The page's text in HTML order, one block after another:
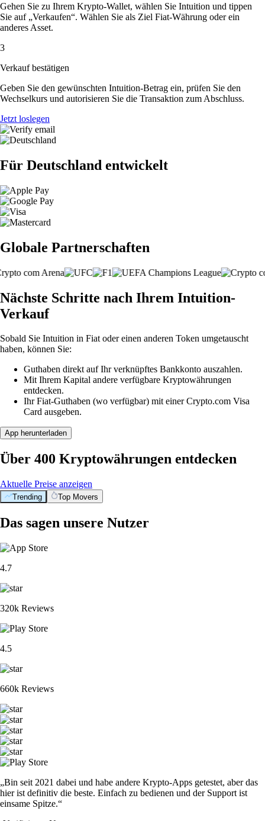
Gehen Sie zu Ihrem Krypto-Wallet, wählen Sie Intuition und tippen
Sie auf „Verkaufen“. Wählen Sie als Ziel Fiat-Währung oder ein
anderes Asset.
3
Verkauf bestätigen
Geben Sie den gewünschten Intuition-Betrag ein, prüfen Sie den
Wechselkurs und autorisieren Sie die Transaktion zum Abschluss.
Jetzt loslegen
Für Deutschland entwickelt
Globale Partnerschaften
Nächste Schritte nach Ihrem Intuition-
Verkauf
Sobald Sie Intuition in Fiat oder einen anderen Token umgetauscht
haben, können Sie:
Guthaben direkt auf Ihr verknüpftes Bankkonto auszahlen.
Mit Ihrem Kapital andere verfügbare Kryptowährungen
entdecken.
Ihr Fiat-Guthaben (wo verfügbar) mit einer Crypto.com Visa
Card ausgeben.
App herunterladen
Über 400 Kryptowährungen entdecken
Aktuelle Preise anzeigen
Trending Top Movers
Das sagen unsere Nutzer
4.7
320k Reviews
4.5
660k Reviews
„Bin seit 2021 dabei und habe andere Krypto-Apps getestet, aber das
hier ist definitiv die beste. Einfach zu bedienen und der Support ist
einsame Spitze.“